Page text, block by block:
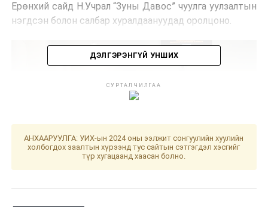
Ерөнхий сайд Н.Учрал “Зуны Давос” чуулга уулзалтын
нэгдсэн болон салбар хуралдаануудад оролцоно.
ДЭЛГЭРЭНГҮЙ УНШИХ
СУРТАЛЧИЛГАА
АНХААРУУЛГА: УИХ-ын 2024 оны ээлжит сонгуулийн хуулийн
холбогдох заалтын хүрээнд тус сайтын сэтгэгдэл хэсгийг
түр хугацаанд хаасан болно.